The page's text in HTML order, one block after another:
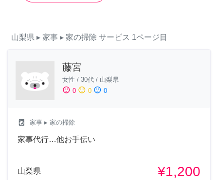
山梨県 ▸ 家事 ▸ 家の掃除 サービス 1ページ目
藤宮
女性 / 30代 / 山梨県
sentiment_satisfied 0 sentiment_neutral 0 sentiment_dissatisfied 0
local_laundry_service 家事 ▸ 家の掃除
家事代行…他お手伝い
山梨県 ¥1,200